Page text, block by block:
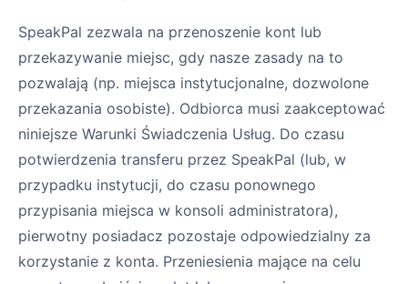
SpeakPal zezwala na przenoszenie kont lub
przekazywanie miejsc, gdy nasze zasady na to
pozwalają (np. miejsca instytucjonalne, dozwolone
przekazania osobiste). Odbiorca musi zaakceptować
niniejsze Warunki Świadczenia Usług. Do czasu
potwierdzenia transferu przez SpeakPal (lub, w
przypadku instytucji, do czasu ponownego
przypisania miejsca w konsoli administratora),
pierwotny posiadacz pozostaje odpowiedzialny za
korzystanie z konta. Przeniesienia mające na celu